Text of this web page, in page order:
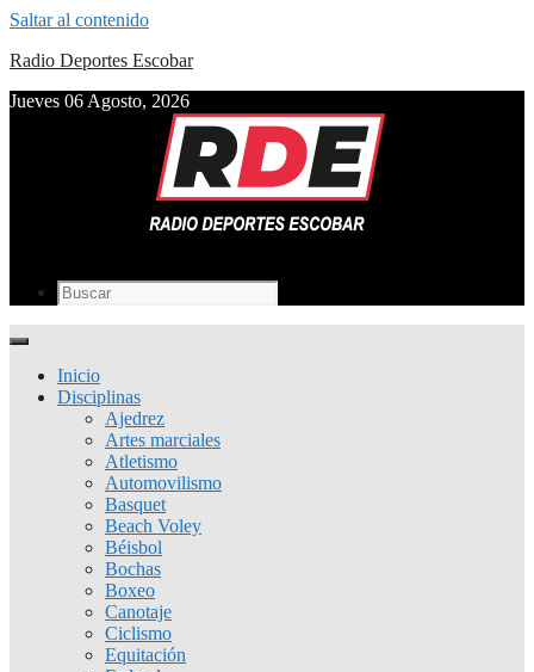
Saltar al contenido
Radio Deportes Escobar
Jueves 06 Agosto, 2026
Inicio
Disciplinas
Ajedrez
Artes marciales
Atletismo
Automovilismo
Basquet
Beach Voley
Béisbol
Bochas
Boxeo
Canotaje
Ciclismo
Equitación